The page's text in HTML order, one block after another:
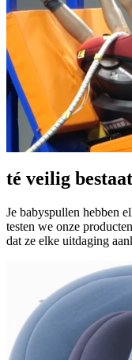
té veilig
Je babyspullen hebben
testen we onze
dat ze elke uitdaging